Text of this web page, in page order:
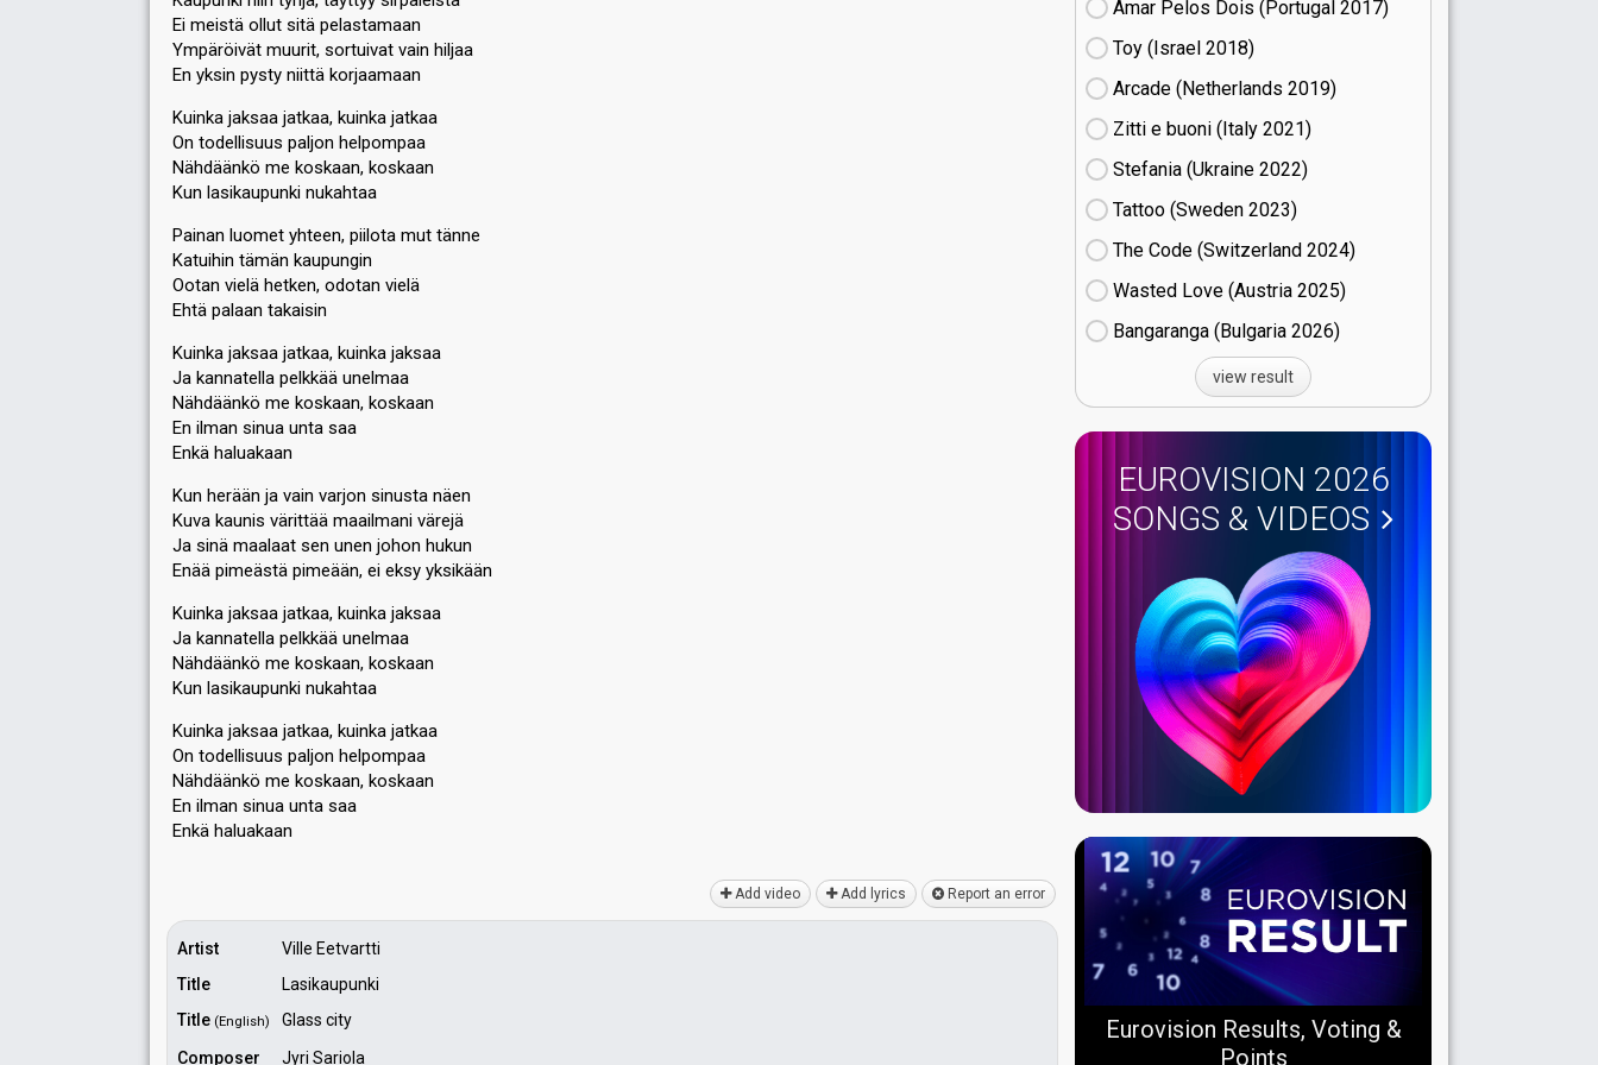
Place
2nd
Public percent
18%
SUPERFINAL
Public percent
29%
Running order
3
Ei meistä ollut sitä pelastamaan
Ympäröivät muurit, sortuivat vain hiljaa
En yksin pysty niittä korjaamaan
Kuinka jaksaa jatkaa, kuinka jatkaa
On todellisuus paljon helpompaa
Nähdäänkö me koskaan, koskaan
Kun lasikaupunki nukahtaa
Painan luomet yhteen, piilota mut tänne
Katuihin tämän kaupungin
Ootan vielä hetken, odotan vielä
Ehtä palaan takaisin
Kuinka jaksaa jatkaa, kuinka jaksaa
Ja kannatella pelkkää unelmaa
Nähdäänkö me koskaan, koskaan
En ilman sinua unta saa
Enkä haluakaan
Kun herään ja vain varjon sinusta näen
Kuva kaunis värittää maailmani värejä
Ja sinä maalaat sen unen johon hukun
Enää pimeästä pimeään, ei eksy yksikään
Kuinka jaksaa jatkaa, kuinka jaksaa
Ja kannatella pelkkää unelmaa
Nähdäänkö me koskaan, koskaan
Kun lasikaupunki nukahtaa
Kuinka jaksaa jatkaa, kuinka jatkaa
On todellisuus paljon helpompaa
Nähdäänkö me koskaan, koskaan
En ilman sinua unta ѕaa
Enkä haluakaаn
Add video Add lyrics Report an error
Artist
Ville Eetvartti
Title
Lasikaupunki
Title (English)
Glass city
Composer
Jyri Sariola
Amar Pelos Dois (Portugal
17)
Toy (Israel
18)
Arcade (Netherlands
19)
Zitti e buoni​ (Italy
21)
Stefania (Ukraine
22)
Tattoo (Sweden
23)
The Code (Switzerland
24)
Wasted Love (Austria
25)
Bangaranga (Bulgaria
26)
view result
EUROVISION 2026
SONGS & VIDEOS
Eurovision Results, Voting &
Points